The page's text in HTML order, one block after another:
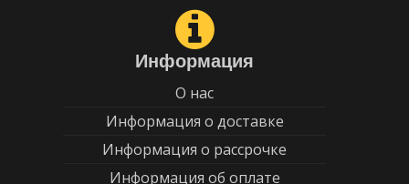
Информация
О нас
Информация о доставке
Информация о рассрочке
Информация об оплате